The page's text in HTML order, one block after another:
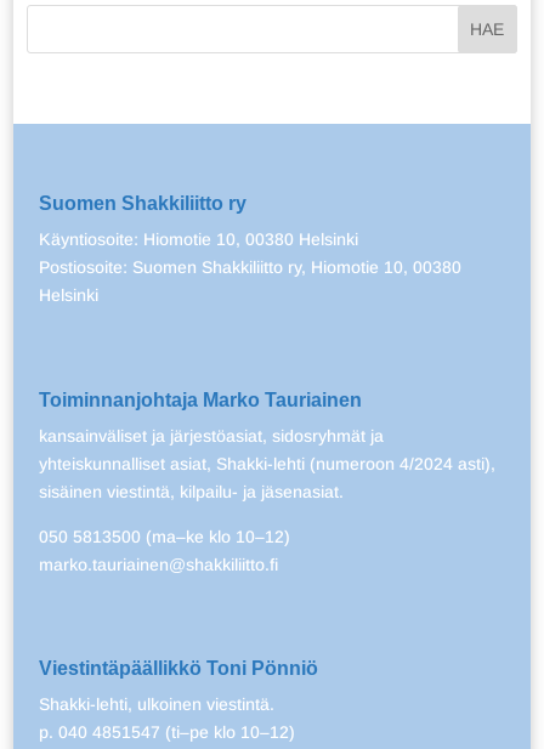
Suomen Shakkiliitto ry
Käyntiosoite: Hiomotie 10, 00380 Helsinki
Postiosoite: Suomen Shakkiliitto ry, Hiomotie 10, 00380
Helsinki
Toiminnanjohtaja Marko Tauriainen
kansainväliset ja järjestöasiat, sidosryhmät ja
yhteiskunnalliset asiat, Shakki-lehti (numeroon 4/2024 asti),
sisäinen viestintä, kilpailu- ja jäsenasiat.
050 5813500 (ma–ke klo 10–12)
marko.tauriainen@shakkiliitto.fi
Viestintäpäällikkö Toni Pönniö
Shakki-lehti, ulkoinen viestintä.
p. 040 4851547 (ti–pe klo 10–12)